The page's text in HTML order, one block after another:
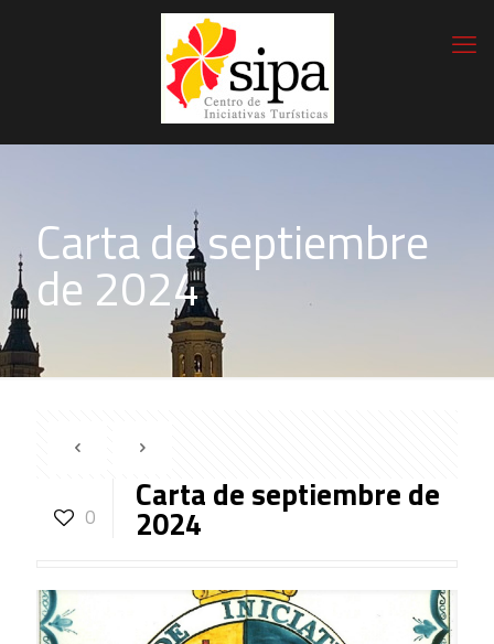
Carta de septiembre
de 2024
0
Carta de septiembre de
2024